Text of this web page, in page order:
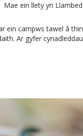
Mae ein llety yn
ein campws tawel â
Ar gyfer